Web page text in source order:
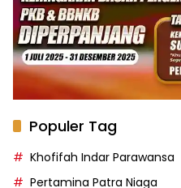
Populer Tag
Khofifah Indar Parawansa
Pertamina Patra Niaga